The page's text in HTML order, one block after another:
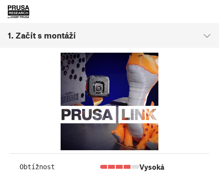
1. Začít s montáží
Obtížnost Vysoká